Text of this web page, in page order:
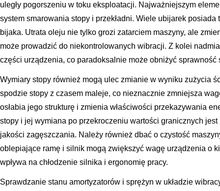
uległy pogorszeniu w toku eksploatacji. Najważniejszym
system smarowania stopy i przekładni. Wiele ubijarek
bijaka. Utrata oleju nie tylko grozi zatarciem maszyny, ale
może prowadzić do niekontrolowanych wibracji. Z kolei
części urządzenia, co paradoksalnie może obniżyć sprawność
Wymiary stopy również mogą ulec zmianie w wyniku zużycia
spodzie stopy z czasem maleje, co nieznacznie zmniejsza
osłabia jego strukturę i zmienia właściwości przekazywania
stopy i jej wymiana po przekroczeniu wartości granicznych
jakości zagęszczania. Należy również dbać o czystość
oblepiające ramę i silnik mogą zwiększyć wagę urządzenia o
wpływa na chłodzenie silnika i ergonomię pracy.
Sprawdzanie stanu amortyzatorów i sprężyn w układzie